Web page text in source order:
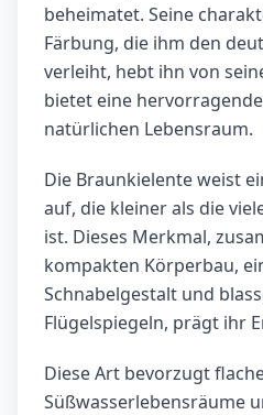
beheimatet. Seine
Färbung, die ihm den
verleiht, hebt ihn von
bietet eine
natürlichen Lebensraum.
Die Braunkielente weist
auf, die kleiner als die
ist. Dieses Merkmal,
kompakten Körperbau,
Schnabelgestalt und
Flügelspiegeln, prägt ihr
Diese Art bevorzugt
Süßwasserlebensräume